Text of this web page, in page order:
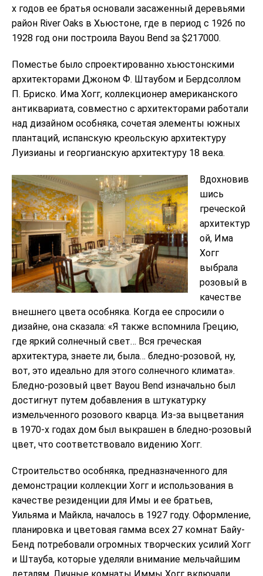
х годов ее братья основали засаженный деревьями
район River Oaks в Хьюстоне, где в период с 1926 по
1928 год они построила Bayou Bend за $217000.
Поместье было спроектированно хьюстонскими
архитекторами Джоном Ф. Штаубом и Бердсоллом
П. Бриско. Има Хогг, коллекционер американского
антиквариата, совместно с архитекторами работали
над дизайном особняка, сочетая элементы южных
плантаций, испанскую креольскую архитектуру
Луизианы и георгианскую архитектуру 18 века.
Вдохновив
шись
греческой
архитектур
ой, Има
Хогг
выбрала
розовый в
качестве
внешнего цвета особняка. Когда ее спросили о
дизайне, она сказала: «Я также вспомнила Грецию,
где яркий солнечный свет… Вся греческая
архитектура, знаете ли, была… бледно-розовой, ну,
вот, это идеально для этого солнечного климата».
Бледно-розовый цвет Bayou Bend изначально был
достигнут путем добавления в штукатурку
измельченного розового кварца. Из-за выцветания
в 1970-х годах дом был выкрашен в бледно-розовый
цвет, что соответствовало видению Хогг.
Строительство особняка, предназначенного для
демонстрации коллекции Хогг и использования в
качестве резиденции для Имы и ее братьев,
Уильяма и Майкла, началось в 1927 году. Оформление,
планировка и цветовая гамма всех 27 комнат Байу-
Бенд потребовали огромных творческих усилий Хогг
и Штауба, которые уделяли внимание мельчайшим
деталям. Личные комнаты Иммы Хогг включали